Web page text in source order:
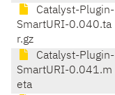
Catalyst-Plugin-
SmartURI-0.040.ta
r.gz
Catalyst-Plugin-
SmartURI-0.041.m
eta